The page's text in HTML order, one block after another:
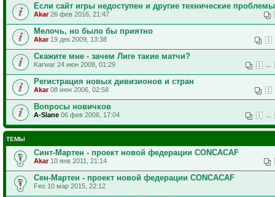
Если сайт игры недоступен и другие технические проблемы
Akar26 фев 2016, 21:47
Мелочь, но было бы приятно
1
Akar19 дек 2009, 13:38
Скажите мне - зачем Лиге такие матчи?
1
Karwar 24 июн 2008, 01:29
Регистрация новых дивизионов и стран
1
Akar08 июн 2006, 02:58
Вопросы новичков
1
A-Slane 06 фев 2006, 17:04
ТЕМЫ
Синт-Мартен - проект новой федерации CONCACAF
Akar10 янв 2011, 21:14
Сен-Мартен - проект новой федерации CONCACAF
Feo 10 мар 2015, 22:12